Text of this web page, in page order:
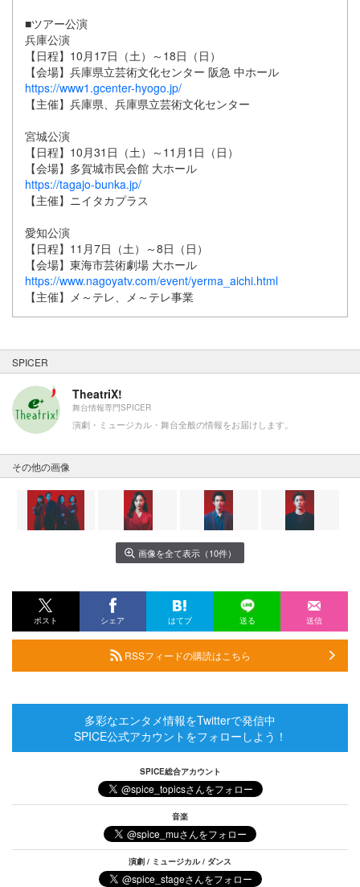
■ツアー公演
兵庫公演
【日程】10月17日（土）～18日（日）
【会場】兵庫県立芸術文化センター 阪急 中ホール
https://www1.gcenter-hyogo.jp/
【主催】兵庫県、兵庫県立芸術文化センター
宮城公演
【日程】10月31日（土）～11月1日（日）
【会場】多賀城市民会館 大ホール
https://tagajo-bunka.jp/
【主催】ニイタカプラス
愛知公演
【日程】11月7日（土）～8日（日）
【会場】東海市芸術劇場 大ホール
https://www.nagoyatv.com/event/yerma_aichi.html
【主催】メ～テレ、メ～テレ事業
SPICER
TheatriX!
舞台情報専門SPICER
演劇・ミュージカル・舞台全般の情報をお届けします。
その他の画像
画像を全て表示（10件）
ポスト シェア はてブ 送る 送信
RSSフィードの購読はこちら
多彩なエンタメ情報をTwitterで発信中
SPICE公式アカウントをフォローしよう！
SPICE総合アカウント
音楽
演劇 / ミュージカル / ダンス